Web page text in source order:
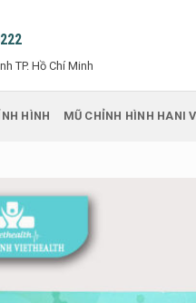
TP. Hồ Chí Minh
HÌNH MŨ CHỈNH HÌNH HANI